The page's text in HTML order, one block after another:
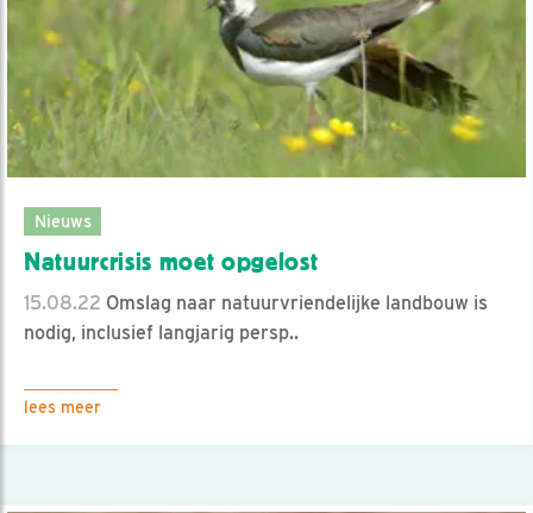
Nieuws
Natuurcrisis moet opgelost
15.08.22 Omslag naar natuurvriendelijke landbouw is
nodig, inclusief langjarig persp..
lees meer